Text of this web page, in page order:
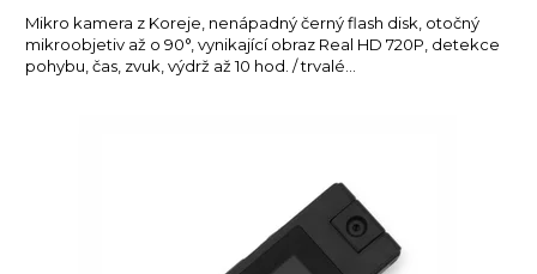
Mikro kamera z Koreje, nenápadný černý flash disk, otočný
mikroobjetiv až o 90°, vynikající obraz Real HD 720P, detekce
pohybu, čas, zvuk, výdrž až 10 hod. / trvalé...